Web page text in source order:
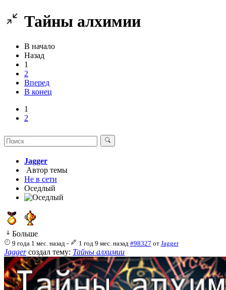
Тайны алхимии
В начало
Назад
1
2
Вперед
В конец
1
2
Jagger
Автор темы
Не в сети
Оседлый
Больше
9 года 1 мес. назад - 1 год 9 мес. назад #98327 от Jagger
Jaggerсоздал тему: Тайны алхимии